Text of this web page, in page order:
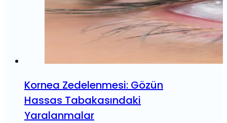
Kornea Zedelenmesi: Gözün
Hassas Tabakasındaki
Yaralanmalar